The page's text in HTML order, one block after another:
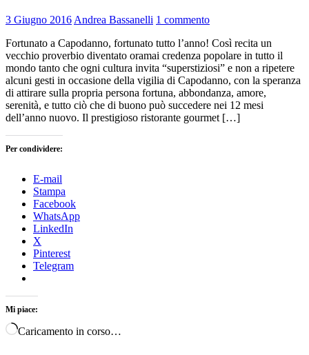
3 Giugno 2016 Andrea Bassanelli 1 commento
Fortunato a Capodanno, fortunato tutto l’anno! Così recita un
vecchio proverbio diventato oramai credenza popolare in tutto il
mondo tanto che ogni cultura invita “superstiziosi” e non a ripetere
alcuni gesti in occasione della vigilia di Capodanno, con la speranza
di attirare sulla propria persona fortuna, abbondanza, amore,
serenità, e tutto ciò che di buono può succedere nei 12 mesi
dell’anno nuovo. Il prestigioso ristorante gourmet […]
Per condividere:
E-mail
Stampa
Facebook
WhatsApp
LinkedIn
X
Pinterest
Telegram
Mi piace:
Caricamento in corso…